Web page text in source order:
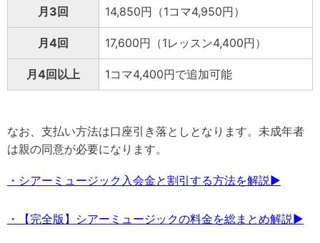
月3回 14,850円（1コマ4,950円）
月4回 17,600円（1レッスン4,400円）
月4回以上 1コマ4,400円で追加可能
なお、支払い方法は口座引き落としとなります。未成年者
は親の同意が必要になります。
・シアーミュージック入会金と割引する方法を解説▶
・【完全版】シアーミュージックの料金を総まとめ解説▶